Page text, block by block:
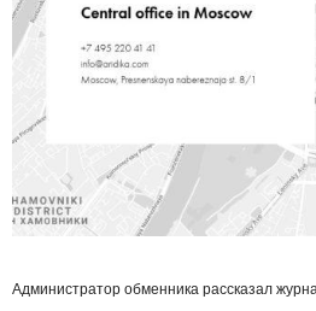
Администратор обменника рассказал